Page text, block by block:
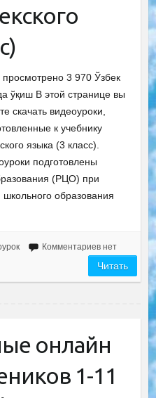
3 970 Ўзбек
ўқиш В этой странице вы
скачать видеоуроки,
к учебнику
языка (3 класс).
подготовлены
(РЦО) при
образования
Комментариев нет
Читать
онлайн
1-11